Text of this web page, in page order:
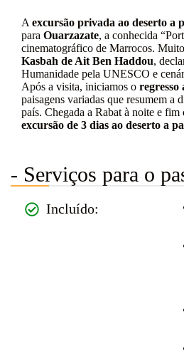
A excursão privada ao deserto a
para Ouarzazate, a conhecida
cinematográfico de Marrocos.
Kasbah de Ait Ben Haddou,
Humanidade pela UNESCO e
Após a visita, iniciamos o regresso
paisagens variadas que resumem a
país. Chegada a Rabat à noite e fim
excursão de 3 dias ao deserto a
- Serviços para o
Incluído: